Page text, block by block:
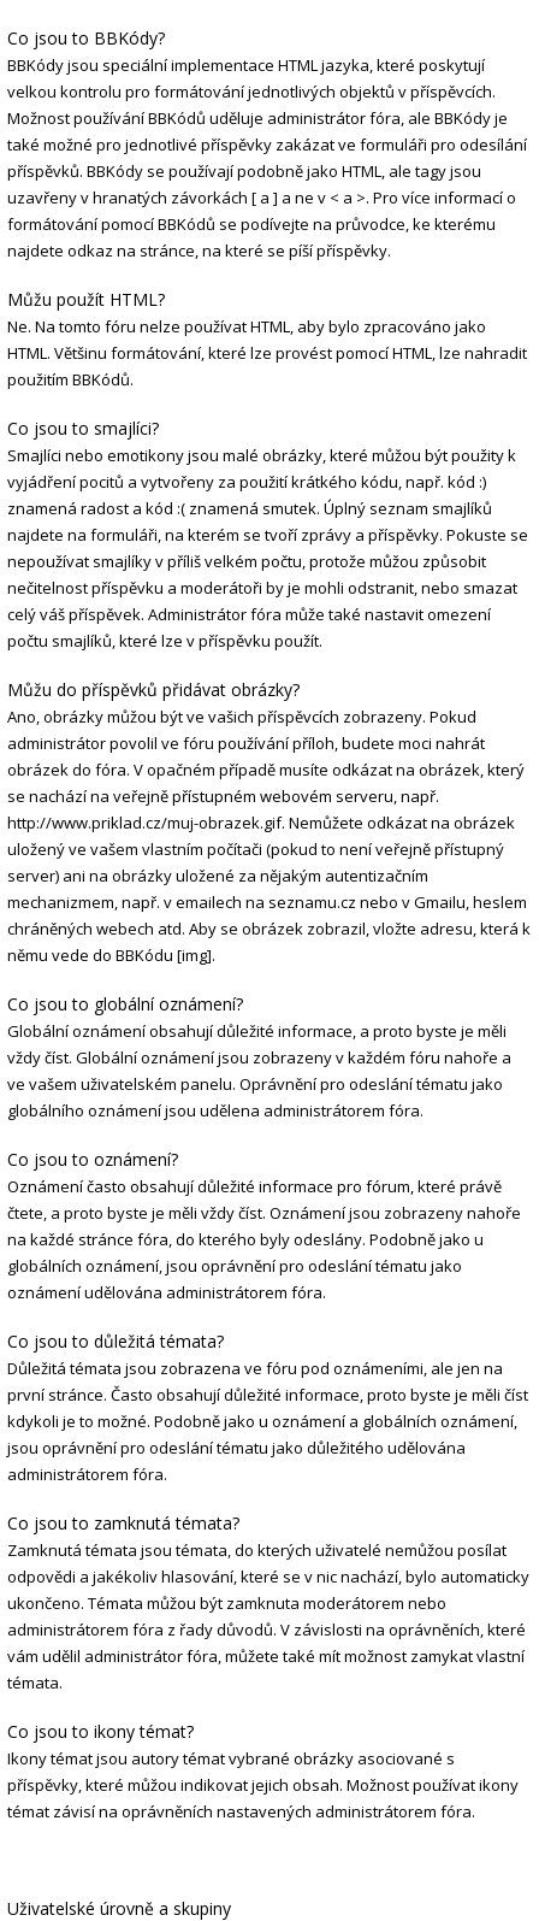
Co jsou to BBKódy?
BBKódy jsou speciální implementace HTML jazyka, které poskytují
velkou kontrolu pro formátování jednotlivých objektů v příspěvcích.
Možnost používání BBKódů uděluje administrátor fóra, ale BBKódy je
také možné pro jednotlivé příspěvky zakázat ve formuláři pro odesílání
příspěvků. BBKódy se používají podobně jako HTML, ale tagy jsou
uzavřeny v hranatých závorkách [ a ] a ne v < a >. Pro více informací o
formátování pomocí BBKódů se podívejte na průvodce, ke kterému
najdete odkaz na stránce, na které se píší příspěvky.
Můžu použít HTML?
Ne. Na tomto fóru nelze používat HTML, aby bylo zpracováno jako
HTML. Většinu formátování, které lze provést pomocí HTML, lze nahradit
použitím BBKódů.
Co jsou to smajlíci?
Smajlíci nebo emotikony jsou malé obrázky, které můžou být použity k
vyjádření pocitů a vytvořeny za použití krátkého kódu, např. kód :)
znamená radost a kód :( znamená smutek. Úplný seznam smajlíků
najdete na formuláři, na kterém se tvoří zprávy a příspěvky. Pokuste se
nepoužívat smajlíky v příliš velkém počtu, protože můžou způsobit
nečitelnost příspěvku a moderátoři by je mohli odstranit, nebo smazat
celý váš příspěvek. Administrátor fóra může také nastavit omezení
počtu smajlíků, které lze v příspěvku použít.
Můžu do příspěvků přidávat obrázky?
Ano, obrázky můžou být ve vašich příspěvcích zobrazeny. Pokud
administrátor povolil ve fóru používání příloh, budete moci nahrát
obrázek do fóra. V opačném případě musíte odkázat na obrázek, který
se nachází na veřejně přístupném webovém serveru, např.
http://www.priklad.cz/muj-obrazek.gif. Nemůžete odkázat na obrázek
uložený ve vašem vlastním počítači (pokud to není veřejně přístupný
server) ani na obrázky uložené za nějakým autentizačním
mechanizmem, např. v emailech na seznamu.cz nebo v Gmailu, heslem
chráněných webech atd. Aby se obrázek zobrazil, vložte adresu, která k
němu vede do BBKódu [img].
Co jsou to globální oznámení?
Globální oznámení obsahují důležité informace, a proto byste je měli
vždy číst. Globální oznámení jsou zobrazeny v každém fóru nahoře a
ve vašem uživatelském panelu. Oprávnění pro odeslání tématu jako
globálního oznámení jsou udělena administrátorem fóra.
Co jsou to oznámení?
Oznámení často obsahují důležité informace pro fórum, které právě
čtete, a proto byste je měli vždy číst. Oznámení jsou zobrazeny nahoře
na každé stránce fóra, do kterého byly odeslány. Podobně jako u
globálních oznámení, jsou oprávnění pro odeslání tématu jako
oznámení udělována administrátorem fóra.
Co jsou to důležitá témata?
Důležitá témata jsou zobrazena ve fóru pod oznámeními, ale jen na
první stránce. Často obsahují důležité informace, proto byste je měli číst
kdykoli je to možné. Podobně jako u oznámení a globálních oznámení,
jsou oprávnění pro odeslání tématu jako důležitého udělována
administrátorem fóra.
Co jsou to zamknutá témata?
Zamknutá témata jsou témata, do kterých uživatelé nemůžou posílat
odpovědi a jakékoliv hlasování, které se v nic nachází, bylo automaticky
ukončeno. Témata můžou být zamknuta moderátorem nebo
administrátorem fóra z řady důvodů. V závislosti na oprávněních, které
vám udělil administrátor fóra, můžete také mít možnost zamykat vlastní
témata.
Co jsou to ikony témat?
Ikony témat jsou autory témat vybrané obrázky asociované s
příspěvky, které můžou indikovat jejich obsah. Možnost používat ikony
témat závisí na oprávněních nastavených administrátorem fóra.
Uživatelské úrovně a skupiny